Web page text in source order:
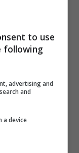
in Bonus
fino a 50€
to use
following
advertising and
and
a device